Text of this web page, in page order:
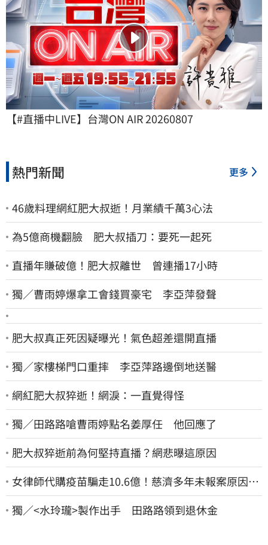
【#直播中LIVE】台灣ON AIR 20260807
熱門新聞 更多
46歲料理網紅肥大叔逝！月業績千萬3心法
為5億商機翻臉 肥大叔插刀：要死一起死
直播年賺破億！肥大叔離世 曾連播17小時
獨／曹雨婷爆拿工會錢買豪宅 李亞萍發聲
肥大叔真正死因疑曝光！氣色超差還開直播
獨／家樓梯門口重摔 李亞萍路邊倒地送醫
網紅肥大叔猝逝！網淚：一直覺得怪
獨／田路路嗆曹雨婷點名姜厚任 他回應了
肥大叔猝逝前為何堅持直播？網悲曝這原因
女律師代購疫苗騙走10.6億！慈濟多年未報案原因
曝：檢警上門才知被騙
獨／<水玲瓏>製作出手 田路路領到退休金